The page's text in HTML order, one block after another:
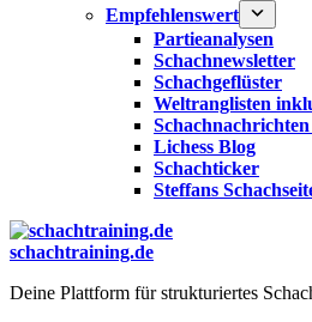
Empfehlenswert
Partieanalysen
Schachnewsletter
Schachgeflüster
Weltranglisten
Schachnachrichten
Lichess Blog
Schachticker
Steffans
schachtraining.de
Deine Plattform für strukturiertes